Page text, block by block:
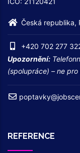
Česká republika,
+420 702 277
Upozornění:
(spolupráce) – ne
REFERENCE